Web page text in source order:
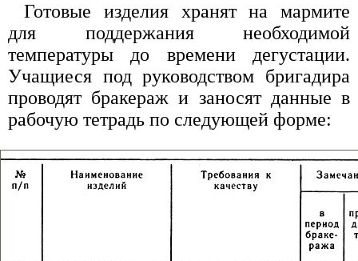
Готовые изделия хранят на мармите
для поддержания необходимой
температуры до времени дегустации.
Учащиеся под руководством бригадира
проводят бракераж и заносят данные в
рабочую тетрадь по следующей форме: